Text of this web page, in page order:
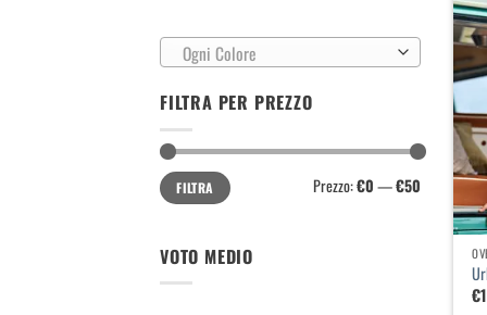
Ogni Colore
FILTRA PER PREZZO
Prezzo
Min
Prezzo
MaxFILTRA Prezzo:€0—€50
VOTO MEDIO
€